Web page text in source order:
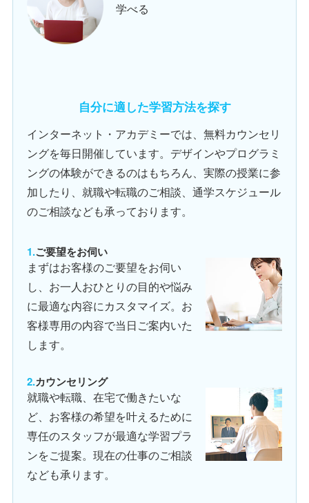
学べる
自分に適した学習方法を探す
インターネット・アカデミーでは、無料カウンセリ
ングを毎日開催しています。デザインやプログラミ
ングの体験ができるのはもちろん、実際の授業に参
加したり、就職や転職のご相談、通学スケジュール
のご相談なども承っております。
ご要望をお伺い
まずはお客様のご要望をお伺い
し、お一人おひとりの目的や悩み
に最適な内容にカスタマイズ。お
客様専用の内容で当日ご案内いた
します。
カウンセリング
就職や転職、在宅で働きたいな
ど、お客様の希望を叶えるために
専任のスタッフが最適な学習プラ
ンをご提案。現在の仕事のご相談
なども承ります。